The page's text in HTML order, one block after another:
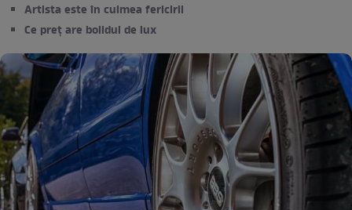
Artista este în culmea fericirii
Ce preț are bolidul de lux